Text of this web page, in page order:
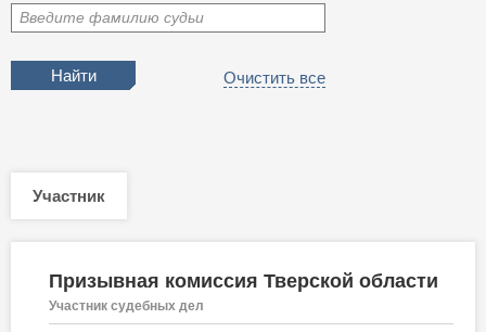
Введите фамилию судьи
Очистить все
Участник
Призывная комиссия Тверской области
Участник судебных дел